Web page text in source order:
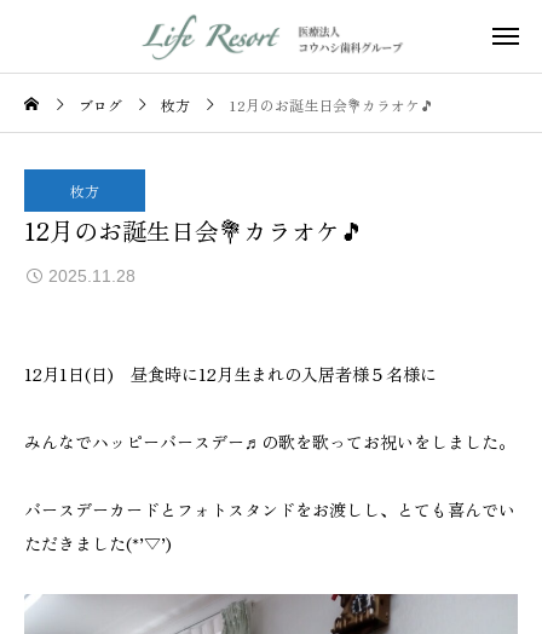
ブログ 枚方 12月のお誕生日会💐カラオケ🎵
枚方
12月のお誕生日会💐カラオケ🎵
2025.11.28
12月1日(日) 昼食時に12月生まれの入居者様５名様に
みんなでハッピーバースデー♬の歌を歌ってお祝いをしました。
バースデーカードとフォトスタンドをお渡しし、とても喜んでい
ただきました(*’▽’)